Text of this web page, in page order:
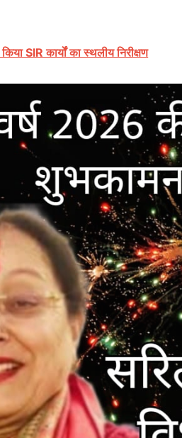
SIR कार्यों का स्थलीय निरीक्षण